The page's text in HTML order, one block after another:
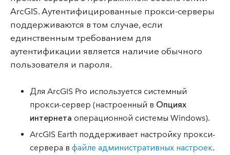
ArcGIS. Аутентифицированные прокси-серверы
поддерживаются в том случае, если
единственным требованием для
аутентификации является наличие обычного
пользователя и пароля.
Для ArcGIS Pro используется системный
прокси-сервер (настроенный в Опциях
интернета операционной системы Windows).
ArcGIS Earth поддерживает настройку прокси-
сервера вфайле административных настроек.